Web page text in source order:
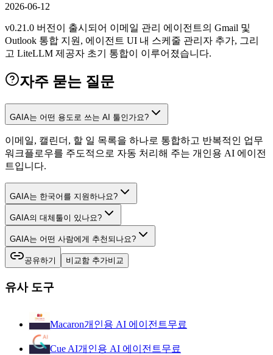
2026-06-12
v0.21.0 버전이 출시되어 이메일 관리 에이전트의 Gmail 및
Outlook 통합 지원, 에이전트 UI 내 스케줄 관리자 추가, 그리
고 LiteLLM 제공자 초기 통합이 이루어졌습니다.
자주 묻는 질문
GAIA는 어떤 용도로 쓰는 AI 툴인가요?
이메일, 캘린더, 할 일 목록을 하나로 통합하고 반복적인 업무
워크플로우를 주도적으로 자동 처리해 주는 개인용 AI 에이전
트입니다.
GAIA는 한국어를 지원하나요?
GAIA의 대체툴이 있나요?
GAIA는 어떤 사람에게 추천되나요?
공유하기 비교함 추가비교
유사 도구
Macaron개인용 AI 에이전트무료
Cue AI개인용 AI 에이전트무료